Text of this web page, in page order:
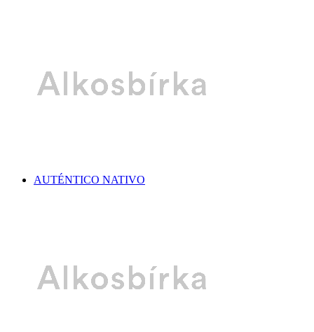
AUTÉNTICO NATIVO